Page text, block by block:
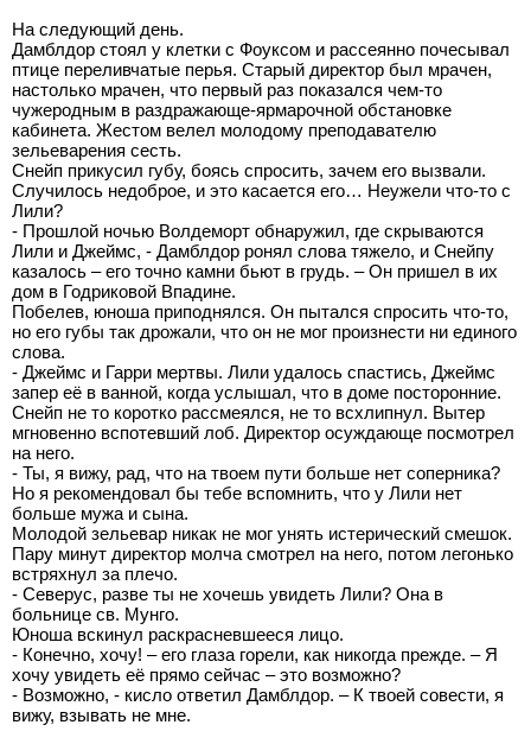
На следующий день.
Дамблдор стоял у клетки с Фоуксом и рассеянно почесывал
птице переливчатые перья. Старый директор был мрачен,
настолько мрачен, что первый раз показался чем-то
чужеродным в раздражающе-ярмарочной обстановке
кабинета. Жестом велел молодому преподавателю
зельеварения сесть.
Снейп прикусил губу, боясь спросить, зачем его вызвали.
Случилось недоброе, и это касается его… Неужели что-то с
Лили?
- Прошлой ночью Волдеморт обнаружил, где скрываются
Лили и Джеймс, - Дамблдор ронял слова тяжело, и Снейпу
казалось – его точно камни бьют в грудь. – Он пришел в их
дом в Годриковой Впадине.
Побелев, юноша приподнялся. Он пытался спросить что-то,
но его губы так дрожали, что он не мог произнести ни единого
слова.
- Джеймс и Гарри мертвы. Лили удалось спастись, Джеймс
запер её в ванной, когда услышал, что в доме посторонние.
Снейп не то коротко рассмеялся, не то всхлипнул. Вытер
мгновенно вспотевший лоб. Директор осуждающе посмотрел
на него.
- Ты, я вижу, рад, что на твоем пути больше нет соперника?
Но я рекомендовал бы тебе вспомнить, что у Лили нет
больше мужа и сына.
Молодой зельевар никак не мог унять истерический смешок.
Пару минут директор молча смотрел на него, потом легонько
встряхнул за плечо.
- Северус, разве ты не хочешь увидеть Лили? Она в
больнице св. Мунго.
Юноша вскинул раскрасневшееся лицо.
- Конечно, хочу! – его глаза горели, как никогда прежде. – Я
хочу увидеть её прямо сейчас – это возможно?
- Возможно, - кисло ответил Дамблдор. – К твоей совести, я
вижу, взывать не мне.